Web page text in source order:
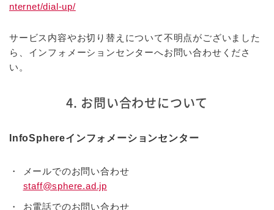
nternet/dial-up/
サービス内容やお切り替えについて不明点がございました
ら、インフォメーションセンターへお問い合わせくださ
い。
4. お問い合わせについて
InfoSphereインフォメーションセンター
メールでのお問い合わせ
staff@sphere.ad.jp
お電話でのお問い合わせ